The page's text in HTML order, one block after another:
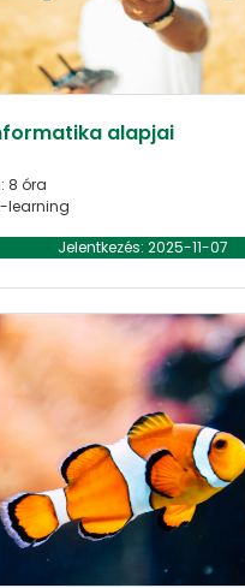
alapjai
8 óra
learning
Jelentkezés: 2025-11-07